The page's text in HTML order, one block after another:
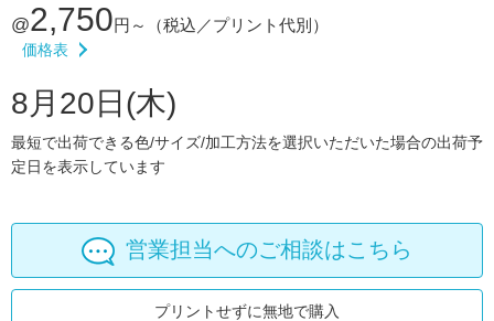
@2,750円～ （税込／プリント代別）
価格表
8月20日(木)
最短で出荷できる色/サイズ/加工方法を選択いただいた場合の出荷予
定日を表示しています
営業担当へのご相談はこちら
プリントせずに無地で購入